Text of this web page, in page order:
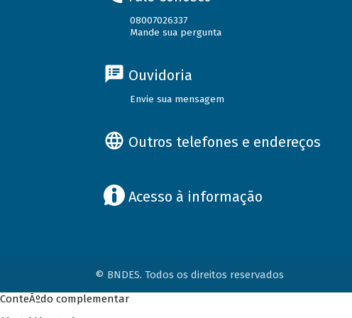
08007026337
Mande sua pergunta
Ouvidoria
Envie sua mensagem
Outros telefones e endereços
Acesso à informação
© BNDES. Todos os direitos reservados
ConteÃºdo complementar